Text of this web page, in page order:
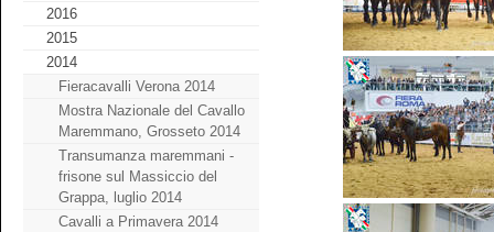
2016
2015
2014
Fieracavalli Verona 2014
Mostra Nazionale del Cavallo
Maremmano, Grosseto 2014
Transumanza maremmani -
frisone sul Massiccio del
Grappa, luglio 2014
Cavalli a Primavera 2014